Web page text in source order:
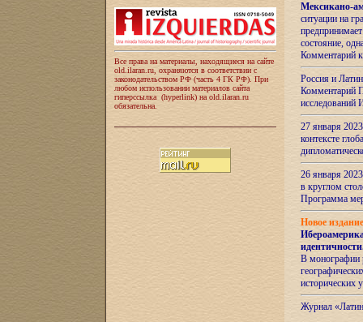
Все права на материалы, находящиеся на сайте
old.ilaran.ru, охраняются в соответствии с
законодательством РФ (часть 4 ГК РФ). При
любом использовании материалов сайта
гиперссылка (hyperlink) на old.ilaran.ru
обязательна.
Мексикано-
ситуации на
состояние,
Комментарий
Россия и
Комментарий
27 января
контексте
26 января
в круглом
Программа
Новое
идентичности
В монографии
исторических
Журнал